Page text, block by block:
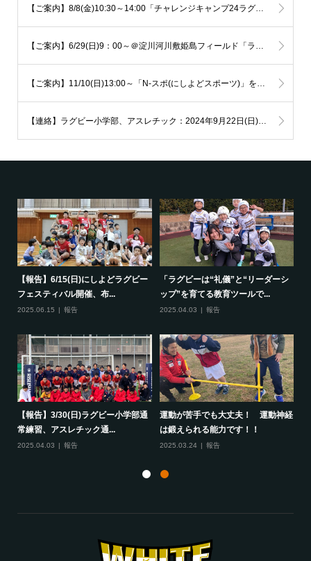
【ご案内】8/8(金)10:30～14:00「チャレンジキャンプ24ラグビー体験)」を開催します！
【ご案内】6/29(日)9：00～＠淀川河川敷姫島フィールド「ラグビー体験会」を開催します！
【ご案内】11/10(日)13:00～「N-スポ(にしよどスポーツ)」を開催します！
【連絡】ラグビー小学部、アスレチック：2024年9月22日(日)活動場所変更
【報告】6/15(日)にしよどラグビー
フェスティバル開催、布...
2025.06.15 報告
「ラグビーは“礼儀”と“リーダーシ
ップ”を育てる教育ツールで...
2025.04.03 報告
【報告】3/30(日)ラグビー小学部通
常練習、アスレチック通...
2025.04.03 報告
運動が苦手でも大丈夫！ 運動神経
は鍛えられる能力です！！
2025.03.24 報告